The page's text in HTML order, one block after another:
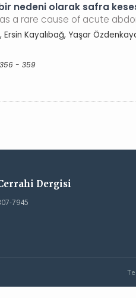
nedeni olarak safra
a rare cause of acute
Kayalıbağ, Yaşar
- 359
Dergisi
7945